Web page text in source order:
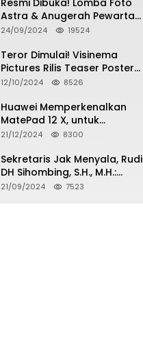
Resmi Dibuka! Lomba Foto
Astra & Anugerah Pewarta
Astra 2024: Bersama,
24/09/2024 19524
Teror Dimulai! Visinema
Pictures Rilis Teaser Poster
Wanita Ahli Neraka, Siap
November 2024
12/10/2024 8526
Huawei Memperkenalkan
MatePad 12 X, untuk
Pengalaman Lebih dari
Bright dan Desain Stylish
Tablet Ringan yang Hadirkan
Standar Baru untuk
21/12/2024 8300
Sekretaris Jak Menyala, Rudi
DH Sihombing, S.H., M.H.:
Cagub & Cawagub DKI
21/09/2024 7523